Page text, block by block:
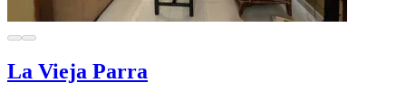
La Vieja Parra